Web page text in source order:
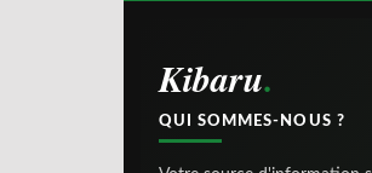
Kibaru
QUI SOMMES-NOUS ?